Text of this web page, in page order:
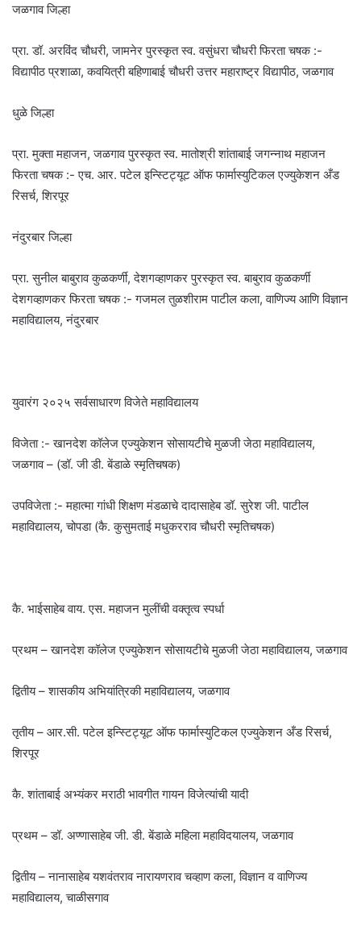
जळगाव जिल्हा
प्रा. डॉ. अरविंद चौधरी, जामनेर पुरस्कृत स्व. वसुंधरा चौधरी फिरता चषक :-
विद्यापीठ प्रशाळा, कवयित्री बहिणाबाई चौधरी उत्तर महाराष्ट्र विद्यापीठ, जळगाव
धुळे जिल्हा
प्रा. मुक्ता महाजन, जळगाव पुरस्कृत स्व. मातोश्री शांताबाई जगन्नाथ महाजन
फिरता चषक :- एच. आर. पटेल इन्स्टिट्यूट ऑफ फार्मास्युटिकल एज्युकेशन अँड
रिसर्च, शिरपूर
नंदुरबार जिल्हा
प्रा. सुनील बाबुराव कुळकर्णी, देशगव्हाणकर पुरस्कृत स्व. बाबुराव कुळकर्णी
देशगव्हाणकर फिरता चषक :- गजमल तुळशीराम पाटील कला, वाणिज्य आणि विज्ञान
महाविद्यालय, नंदुरबार
युवारंग २०२५ सर्वसाधारण विजेते महाविद्यालय
विजेता :- खानदेश कॉलेज एज्युकेशन सोसायटीचे मुळजी जेठा महाविद्यालय,
जळगाव – (डॉ. जी डी. बेंडाळे स्मृतिचषक)
उपविजेता :- महात्मा गांधी शिक्षण मंडळाचे दादासाहेब डॉ. सुरेश जी. पाटील
महाविद्यालय, चोपडा (कै. कुसुमताई मधुकरराव चौधरी स्मृतिचषक)
कै. भाईसाहेब वाय. एस. महाजन मुलींची वक्तृत्व स्पर्धा
प्रथम – खानदेश कॉलेज एज्युकेशन सोसायटीचे मुळजी जेठा महाविद्यालय, जळगाव
द्वितीय – शासकीय अभियांत्रिकी महाविद्यालय, जळगाव
तृतीय – आर.सी. पटेल इन्स्टिट्यूट ऑफ फार्मास्युटिकल एज्युकेशन अँड रिसर्च,
शिरपूर
कै. शांताबाई अभ्यंकर मराठी भावगीत गायन विजेत्यांची यादी
प्रथम – डॉ. अण्णासाहेब जी. डी. बेंडाळे महिला महाविदयालय, जळगाव
द्वितीय – नानासाहेब यशवंतराव नारायणराव चव्हाण कला, विज्ञान व वाणिज्य
महाविद्यालय, चाळीसगाव